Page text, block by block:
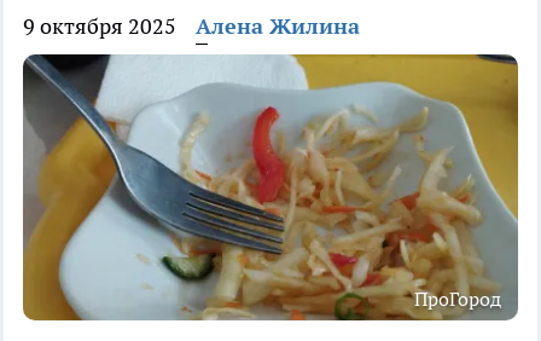
9 октября 2025 Алена Жилина
ПроГород